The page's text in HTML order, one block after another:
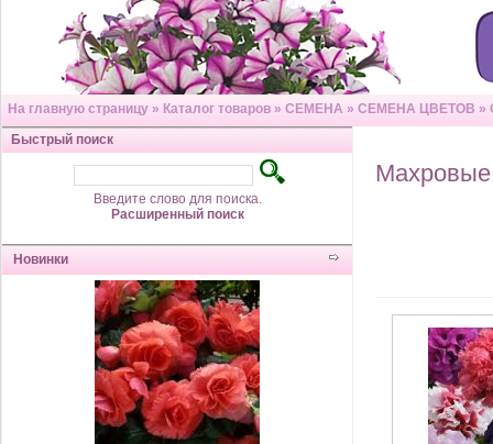
На главную страницу » Каталог товаров » СЕМЕНА » СЕМЕНА ЦВЕТОВ »
Быстрый поиск
Введите слово для поиска.
Расширенный поиск
Новинки
Махровые